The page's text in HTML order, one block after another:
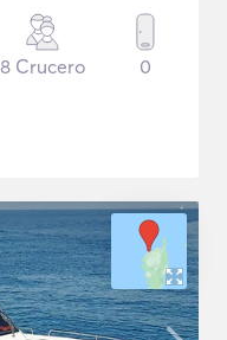
8 Crucero 0